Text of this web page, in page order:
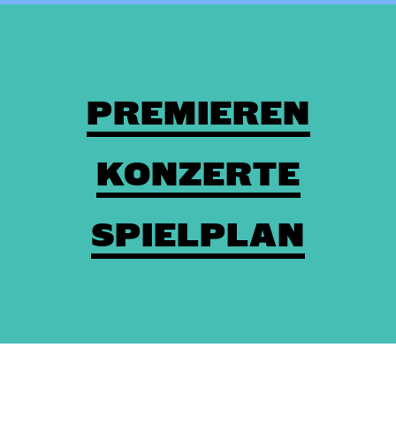
PREMIEREN
KONZERTE
SPIELPLAN